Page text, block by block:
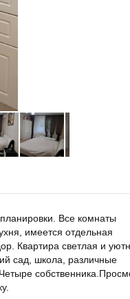
Все комнаты
имеется отдельная
Квартира светлая и
сад, школа, различные